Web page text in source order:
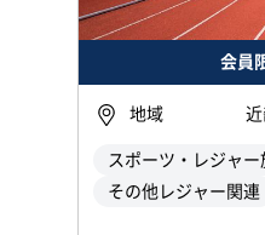
会員
地域
スポーツ・レジャー
その他レジャー関連